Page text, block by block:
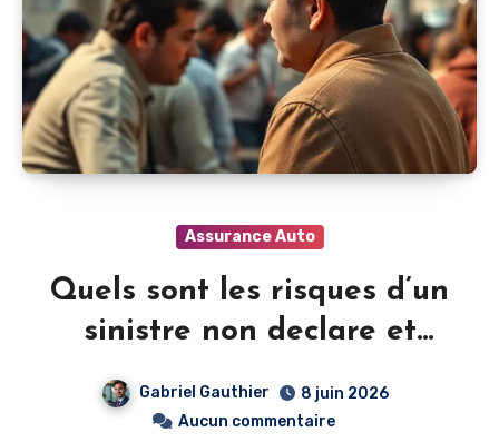
Assurance Auto
Quels sont les risques d’un
sinistre non declare et
comment les eviter
Gabriel Gauthier
8 juin 2026
Aucun commentaire